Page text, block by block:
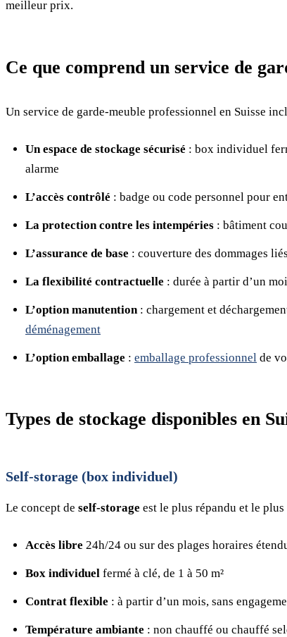
meilleur prix.
Ce que comprend un service de
Un service de garde-meuble professionnel en Suisse
Un espace de stockage sécurisé : box individuel
alarme
L’accès contrôlé : badge ou code personnel pour
La protection contre les intempéries : bâtiment
L’assurance de base : couverture des dommages
La flexibilité contractuelle : durée à partir d’un
L’option manutention: chargement et
déménagement
L’option emballage : emballage professionnel de
Types de stockage disponibles en
Self-storage (box individuel)
Le concept de self-storage est le plus répandu et le
Accès libre 24h/24 ou sur des plages horaires
Box individuel fermé à clé, de 1 à 50 m²
Contrat flexible : à partir d’un mois, sans
Température ambiante : non chauffé ou chauffé